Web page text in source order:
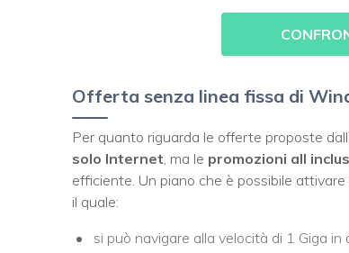
Offerta senza linea fissa di
Per quanto riguarda le offerte proposte
solo Internet, ma le promozioni all
efficiente. Un piano che è possibile
il quale:
si può navigare alla velocità di 1 Giga